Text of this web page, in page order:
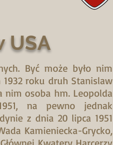
USA
Być może było nim
roku druh Stanislaw
nim osoba hm. Leopolda
na pewno jednak
z dnia 20 lipca 1951
Kamieniecka-Grycko,